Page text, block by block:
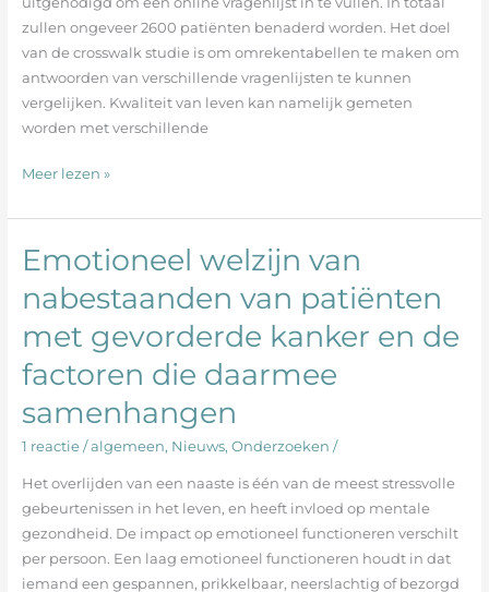
zullen ongeveer 2600 patiënten benaderd worden. Het doel
van de crosswalk studie is om omrekentabellen te maken om
antwoorden van verschillende vragenlijsten te kunnen
vergelijken. Kwaliteit van leven kan namelijk gemeten
worden met verschillende
Meer lezen »
Emotioneel welzijn van
nabestaanden van patiënten
met gevorderde kanker en de
factoren die daarmee
samenhangen
1 reactie /algemeen, Nieuws, Onderzoeken /
Het overlijden van een naaste is één van de meest stressvolle
gebeurtenissen in het leven, en heeft invloed op mentale
gezondheid. De impact op emotioneel functioneren verschilt
per persoon. Een laag emotioneel functioneren houdt in dat
iemand een gespannen, prikkelbaar, neerslachtig of bezorgd
Emotioneel
van
nabestaanden
van
patiënten
gevorderde
kanker
en
de
factoren
die
daarmee